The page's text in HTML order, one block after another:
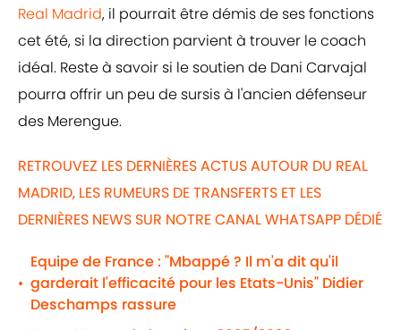
Real Madrid, il pourrait être démis de ses fonctions
cet été, si la direction parvient à trouver le coach
idéal. Reste à savoir si le soutien de Dani Carvajal
pourra offrir un peu de sursis à l'ancien défenseur
des Merengue.
RETROUVEZ LES DERNIÈRES ACTUS AUTOUR DU REAL
MADRID, LES RUMEURS DE TRANSFERTS ET LES
DERNIÈRES NEWS SUR NOTRE CANAL WHATSAPP DÉDIÉ
•
Equipe de France : "Mbappé ? Il m'a dit qu'il
garderait l'efficacité pour les Etats-Unis" Didier
Deschamps rassure